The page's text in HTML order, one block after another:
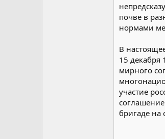
почве в
нормами
В
15
мирного
участие
бригаде на